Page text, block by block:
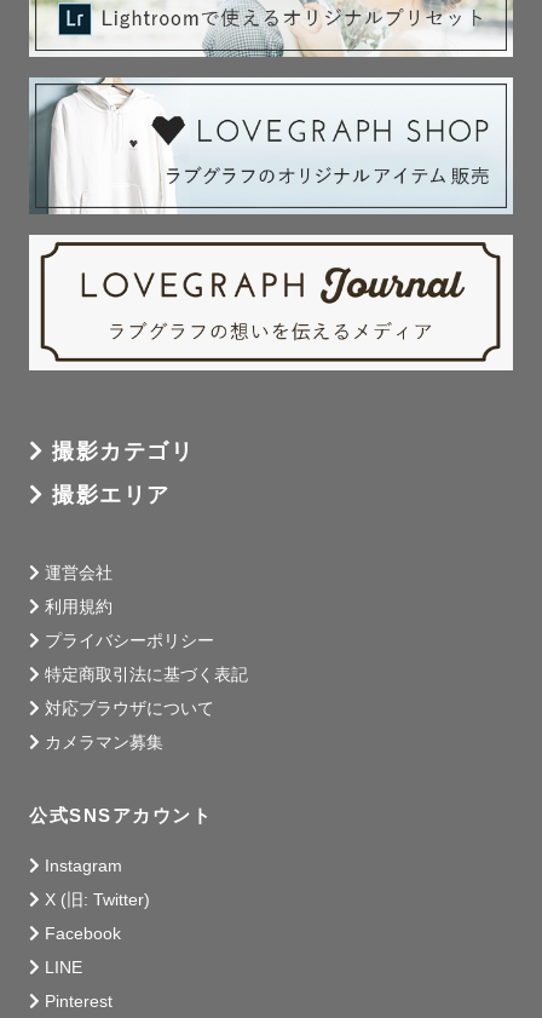
撮影カテゴリ
撮影エリア
運営会社
利用規約
プライバシーポリシー
特定商取引法に基づく表記
対応ブラウザについて
カメラマン募集
公式SNSアカウント
Instagram
X (旧: Twitter)
Facebook
LINE
Pinterest